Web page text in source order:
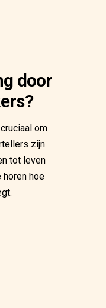
door
om
zijn
tot leven
horen hoe